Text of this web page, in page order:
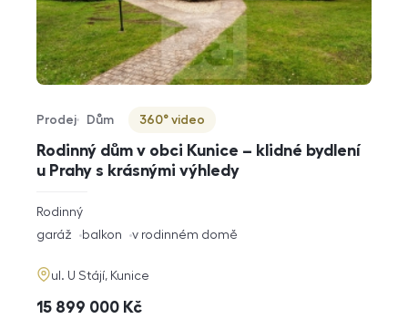
Rodinný dům v obci Kunice – klidné bydlení
u Prahy s krásnými výhledy
Typ nabídky
Prodej
Typ nemovitosti
Dům
Virtuální prohlídka
360° video
rozměry
dispozice
Rodinný
funkce
garáž balkon v rodinném domě
adresa
ul. U Stájí, Kunice
cena
15 899 000 Kč